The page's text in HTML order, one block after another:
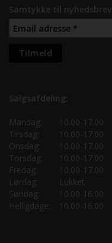
Samtykke til nyhedsbrev
Salgsafdeling:
Mandag:
10.00-17.00
Tirsdag:
10.00-17.00
Onsdag:
10.00-17.00
Torsdag:
10.00-17.00
Fredag:
10.00-17.00
Lørdag:
Lukket
Søndag:
10.00-16.00
Helligdage:
10.00-16.00